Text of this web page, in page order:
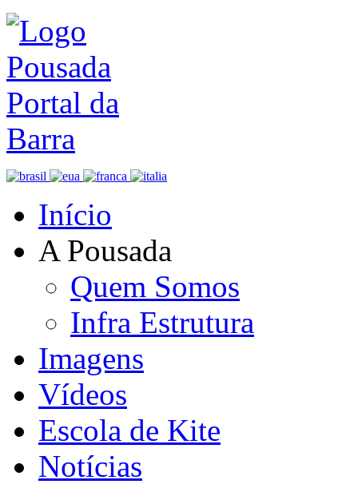
Início
A Pousada
Quem Somos
Infra Estrutura
Imagens
Vídeos
Escola de Kite
Notícias